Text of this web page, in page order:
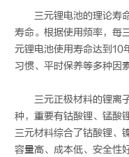
三元锂电池的理论寿
寿命。根据使用频率，每
元锂电池使用寿命达到10
习惯、平时保养等多种因
三元正极材料的锂离
种，重要有钴酸锂、锰酸
三元材料综合了钴酸锂、
容量高、成本低、安全性